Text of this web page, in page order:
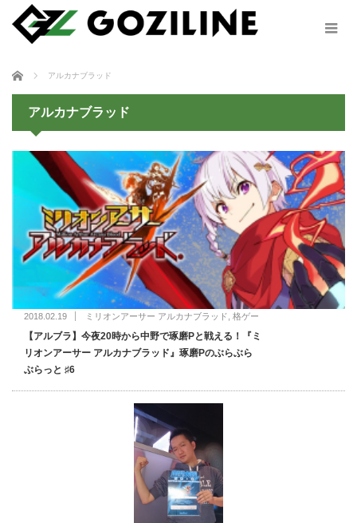
ホーム アルカナブラッド
アルカナブラッド
2018.02.19 ミリオンアーサー アルカナブラッド 格ゲー
【アルブラ】今夜20時から中野で琢磨Pと戦える！『ミ
リオンアーサー アルカナブラッド』琢磨Pのぶらぶら
ぶらっと ♯6